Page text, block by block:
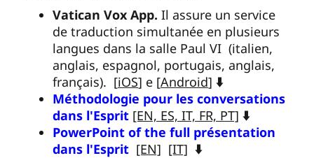
Vatican Vox App. Il assure un service
de traduction simultanée en plusieurs
langues dans la salle Paul VI (italien,
anglais, espagnol, portugais, anglais,
français). [iOS] e [Android] ⬇️
Méthodologie pour les conversations
dans l'Esprit [EN, ES, IT, FR, PT] ⬇️
PowerPoint of the full présentation
dans l'Esprit [EN] [IT] ⬇️